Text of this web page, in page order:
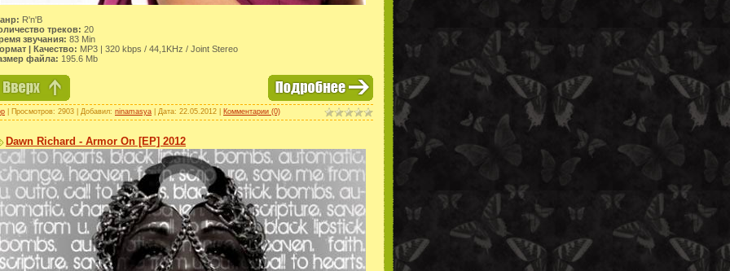
R'n'B
треков: 20
звучания: 83 Min
| Качество: MP3 | 320 kbps / 44,1KHz / Joint Stereo
файла: 195.6 Mb
| Просмотров: 2903 | Добавил: ninamasya | Дата: 22.05.2012 Комментарии (0)
Dawn Richard - Armor On [EP] 2012